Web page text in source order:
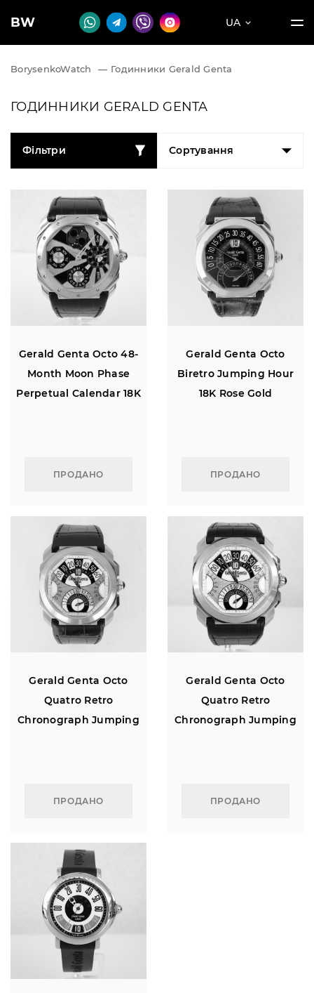
BW UA
BorysenkoWatch — Годинники Gerald Genta
ГОДИННИКИ GERALD GENTA
Фільтри Сортування
Gerald Genta Octo 48-
Month Moon Phase
Perpetual Calendar 18K
ПРОДАНО
Gerald Genta Octo
Biretro Jumping Hour
18K Rose Gold
ПРОДАНО
Gerald Genta Octo
Quatro Retro
Chronograph Jumping
ПРОДАНО
Gerald Genta Octo
Quatro Retro
Chronograph Jumping
ПРОДАНО